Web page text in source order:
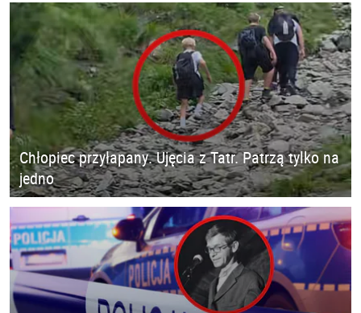
Chłopiec przyłapany. Ujęcia z Tatr. Patrzą tylko na
jedno